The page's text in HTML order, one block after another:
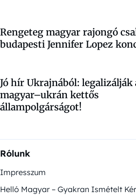
Rengeteg magyar rajongó
budapesti Jennifer Lopez
Jó hír Ukrajnából: legalizálják
magyar–ukrán kettős
állampolgárságot!
Rólunk
Impresszum
Helló Magyar – Gyakran Ismételt